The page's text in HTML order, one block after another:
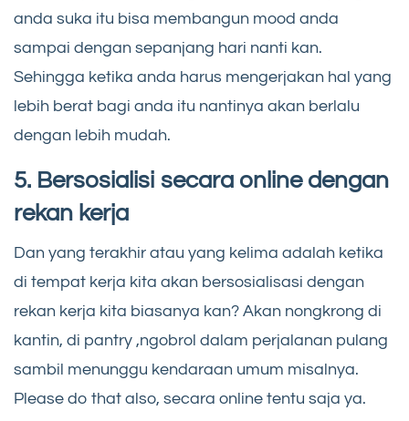
anda suka itu bisa membangun mood anda
sampai dengan sepanjang hari nanti kan.
Sehingga ketika anda harus mengerjakan hal yang
lebih berat bagi anda itu nantinya akan berlalu
dengan lebih mudah.
5. Bersosialisi secara online dengan
rekan kerja
Dan yang terakhir atau yang kelima adalah ketika
di tempat kerja kita akan bersosialisasi dengan
rekan kerja kita biasanya kan? Akan nongkrong di
kantin, di pantry ,ngobrol dalam perjalanan pulang
sambil menunggu kendaraan umum misalnya.
Please do that also, secara online tentu saja ya.